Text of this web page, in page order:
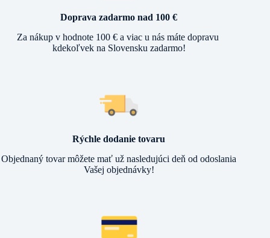
Doprava zadarmo nad 100 €
Za nákup v hodnote 100 € a viac u nás máte dopravu
kdekoľvek na Slovensku zadarmo!
Rýchle dodanie tovaru
Objednaný tovar môžete mať už nasledujúci deň od odoslania
Vašej objednávky!